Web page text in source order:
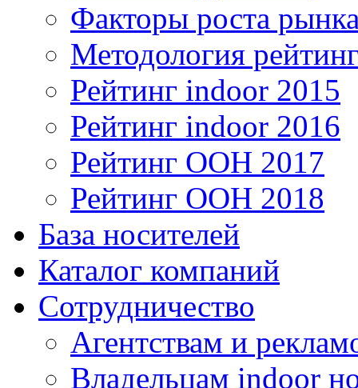
Факторы роста
Методология
Рейтинг indoor 2015
Рейтинг indoor 2016
Рейтинг OOH 2017
Рейтинг OOH 2018
База носителей
Каталог компаний
Сотрудничество
Агентствам и
Владельцам indoor